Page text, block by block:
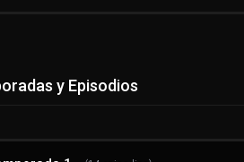
y Episodios